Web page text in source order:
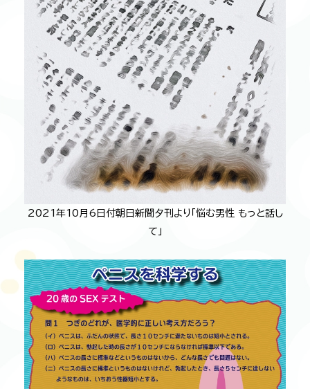
2021年10月6日付朝日新聞夕刊より「悩む男性 もっと話し
て」